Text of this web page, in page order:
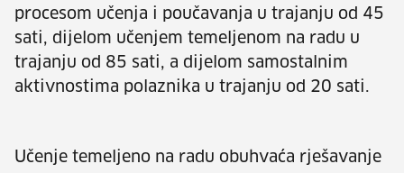
procesom učenja i poučavanja u trajanju od 45
sati, dijelom učenjem temeljenom na radu u
trajanju od 85 sati, a dijelom samostalnim
aktivnostima polaznika u trajanju od 20 sati.
Učenje temeljeno na radu obuhvaća rješavanje